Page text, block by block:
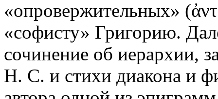
«опровержительных»
«софисту» Григорию.
сочинение об иерархии,
Н. С. и стихи диакона и